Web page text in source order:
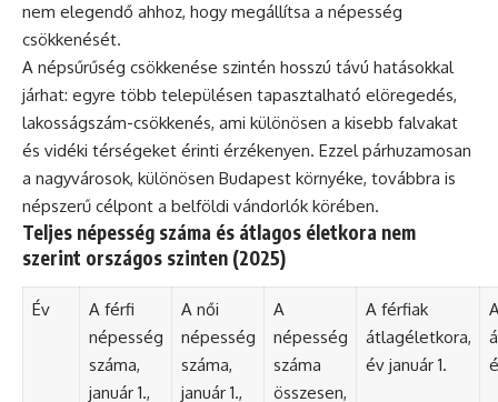
nem elegendő ahhoz, hogy megállítsa a népesség
csökkenését.
A népsűrűség csökkenése szintén hosszú távú hatásokkal
járhat: egyre több településen tapasztalható elöregedés,
lakosságszám-csökkenés, ami különösen a kisebb falvakat
és vidéki térségeket érinti érzékenyen. Ezzel párhuzamosan
a nagyvárosok, különösen Budapest környéke, továbbra is
népszerű célpont a belföldi vándorlók körében.
Teljes népesség száma és átlagos életkora nem
szerint országos szinten (2025)
Év
A férfi
népesség
száma,
január 1.,
A női
népesség
száma,
január 1.,
A
népesség
száma
összesen,
A férfiak
átlagéletkora,
év január 1.